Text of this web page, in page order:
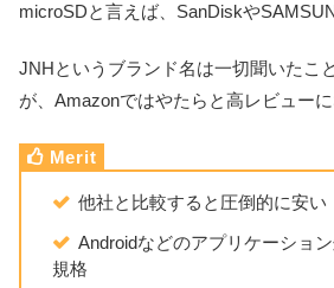
microSDと言えば、SanDiskや
JNHというブランド名は一切聞いたこ
が、Amazonではやたらと高レビューに
他社と比較すると圧倒的に安い
Androidなどのアプリケーショ
規格